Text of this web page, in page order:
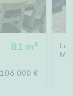
81 m²
106 000 €